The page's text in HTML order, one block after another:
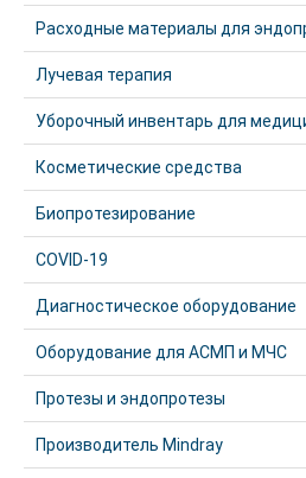
Расходные материалы для
Лучевая терапия
Уборочный инвентарь для
Косметические средства
Биопротезирование
COVID-19
Диагностическое оборудование
Оборудование для АСМП и МЧС
Протезы и эндопротезы
Производитель Mindray